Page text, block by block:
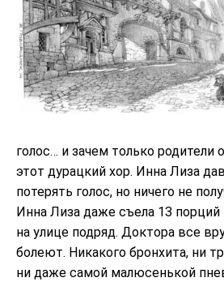
голос… и зачем только родители
этот дурацкий хор. Инна Лиза
потерять голос, но ничего не
Инна Лиза даже съела 13
на улице подряд. Доктора все
болеют. Никакого бронхита, ни
ни даже самой малюсенькой